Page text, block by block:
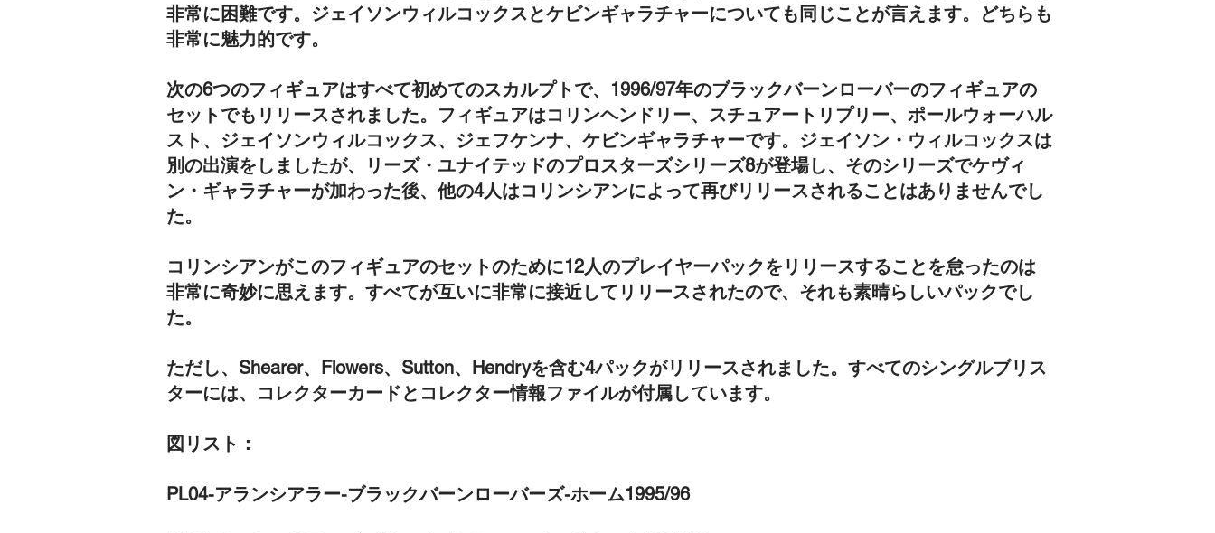
非常に困難です。ジェイソンウィルコックスとケビンギャラチャーについても同じことが言えます。どちらも
非常に魅力的です。
次の6つのフィギュアはすべて初めてのスカルプトで、1996/97年のブラックバーンローバーのフィギュアの
セットでもリリースされました。フィギュアはコリンヘンドリー、スチュアートリプリー、ポールウォーハル
スト、ジェイソンウィルコックス、ジェフケンナ、ケビンギャラチャーです。ジェイソン・ウィルコックスは
別の出演をしましたが、リーズ・ユナイテッドのプロスターズシリーズ8が登場し、そのシリーズでケヴィ
ン・ギャラチャーが加わった後、他の4人はコリンシアンによって再びリリースされることはありませんでし
た。
コリンシアンがこのフィギュアのセットのために12人のプレイヤーパックをリリースすることを怠ったのは
非常に奇妙に思えます。すべてが互いに非常に接近してリリースされたので、それも素晴らしいパックでし
た。
ただし、Shearer、Flowers、Sutton、Hendryを含む4パックがリリースされました。すべてのシングルブリス
ターには、コレクターカードとコレクター情報ファイルが付属しています。
図リスト：
PL04-アランシアラー-ブラックバーンローバーズ-ホーム1995/96